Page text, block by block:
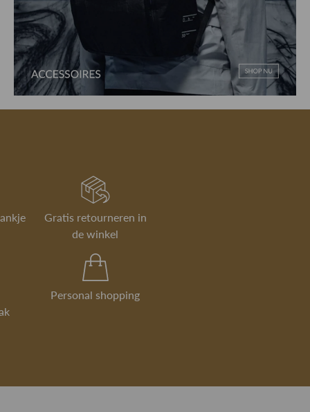
Gratis retourneren in
de winkel
Personal shopping